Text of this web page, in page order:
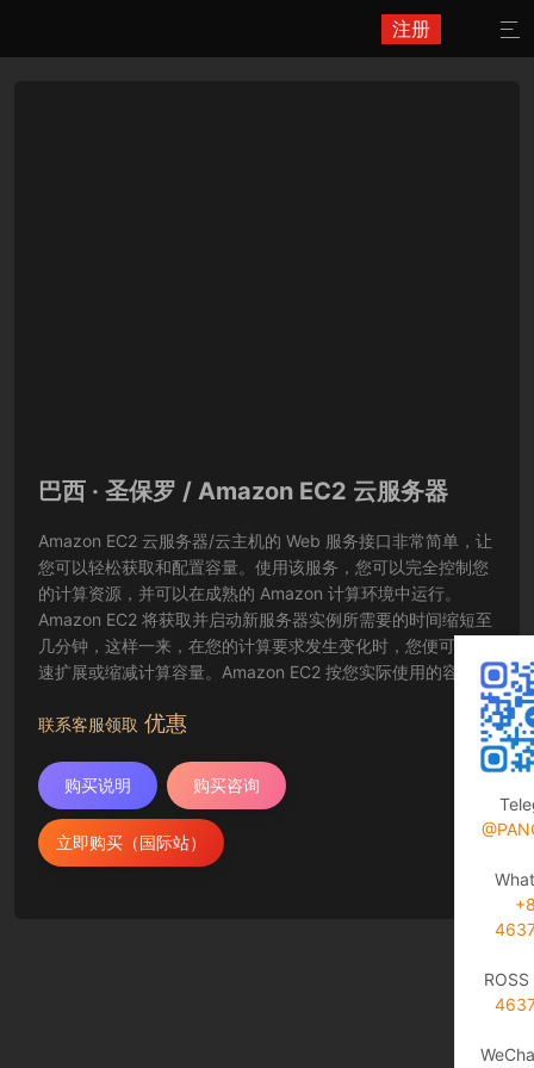
注册 
巴西 · 圣保罗 / Amazon EC2 云服务器
Amazon EC2 云服务器/云主机的 Web 服务接口非常简单，让
您可以轻松获取和配置容量。使用该服务，您可以完全控制您
的计算资源，并可以在成熟的 Amazon 计算环境中运行。
Amazon EC2 将获取并启动新服务器实例所需要的时间缩短至
几分钟，这样一来，在您的计算要求发生变化时，您便可以快
速扩展或缩减计算容量。Amazon EC2 按您实际使用的容量收
费，改变了计算的成本结算方式。Amazon EC2 云服务器还为
开发人员提供了创建故障恢复应用程序以及排除常见故障情况
联系客服领取 优惠
购买说明 购买咨询
立即购买（国际站）